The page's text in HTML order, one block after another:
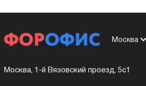
Москва
Москва, 1-й Вязовский проезд, 5с1